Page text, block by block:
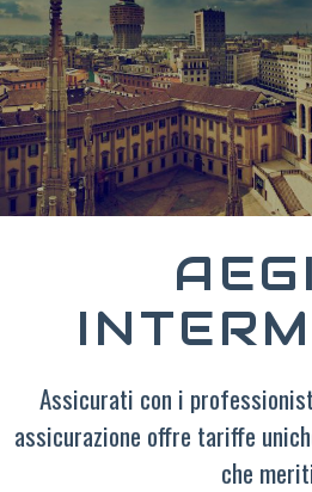
Assicurati con i
assicurazione offre tariffe
che